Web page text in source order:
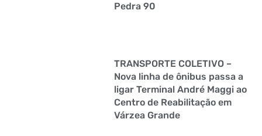
Pedra 90
TRANSPORTE COLETIVO –
Nova linha de ônibus passa a
ligar Terminal André Maggi ao
Centro de Reabilitação em
Várzea Grande